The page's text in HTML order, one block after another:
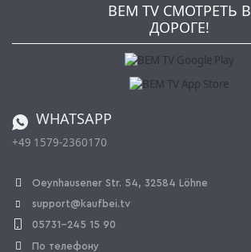
Партнерская программа
Политика конфиденциальности
Оплата и Доставка
OPAL_WITHDRAW_LINK_TEXT
BEM TV СМОТРЕТЬ В
ДОРОГЕ!
WHATSAPP
+49 1579-2360170
Oeynhausener Str. 54, 32584 Löhne
support@kaufbei.tv
05731-245 15 90
По телефону